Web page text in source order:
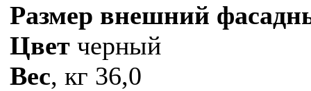
Размер внешний
Цвет черный
Вес, кг 36,0